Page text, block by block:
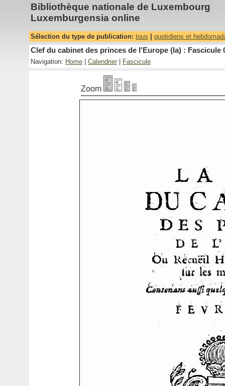
Bibliothèque nationale de Luxembourg
Luxemburgensia online
Sélection du type de publication: tous quotidiens et
Clef du cabinet des princes de l'Europe (la) : Fascicule
Navigation: Home Calendrier Fascicule
Zoom